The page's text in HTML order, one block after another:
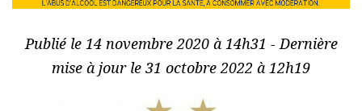
Publié le 14 novembre 2020 à 14h31 - Dernière
mise à jour le 31 octobre 2022 à 12h19